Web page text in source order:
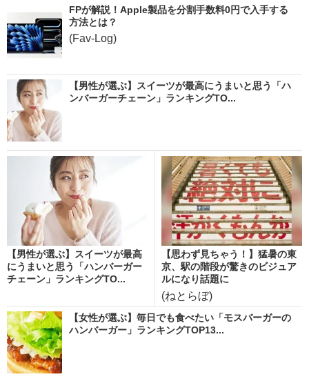
FPが解説！Apple製品を分割手数料0円で入手する
方法とは？
(Fav-Log)
【男性が選ぶ】スイーツが最高にうまいと思う「ハ
ンバーガーチェーン」ランキングTO...
【男性が選ぶ】スイーツが最高
にうまいと思う「ハンバーガー
チェーン」ランキングTO...
【思わず見ちゃう！】猛暑の東
京、駅の階段が驚きのビジュア
ルになり話題に
(ねとらぼ)
【女性が選ぶ】毎日でも食べたい「モスバーガーの
ハンバーガー」ランキングTOP13...